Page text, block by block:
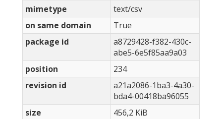
mimetype
text/csv
on same domain
True
package id
a8729428-f382-430c-
abe5-6e5f85aa9a03
position
234
revision id
a21a2086-1ba3-4a30-
bda4-00418ba96055
size
456,2 KiB